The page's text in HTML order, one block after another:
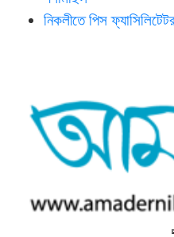
নিকলীতে পিস
নিকলীর প্রথম অনলাইন